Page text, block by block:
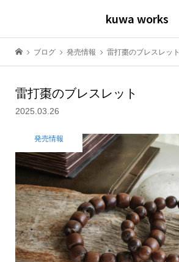
kuwa works
ブログ 発売情報 雷打棗のブレスレット
雷打棗のブレスレット
2025.03.26
発売情報